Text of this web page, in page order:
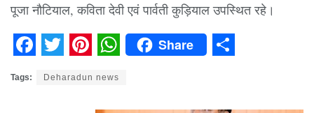
पूजा नौटियाल, कविता देवी एवं पार्वती कुड़ियाल उपस्थित रहे।
Share
Tags: Deharadun news